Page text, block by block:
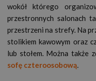
wokół którego
przestronnych salonach
przestrzeni na strefy. Na
stolikiem kawowym oraz
lub stołem. Można także
sofę czteroosobową.